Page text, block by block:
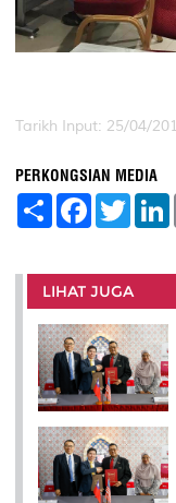
Tarikh Input: 25/04/
PERKONGSIAN MEDIA
S
e
F
a
b
o
o
k
T
w
t
e
r
L
I
LIHAT JUGA